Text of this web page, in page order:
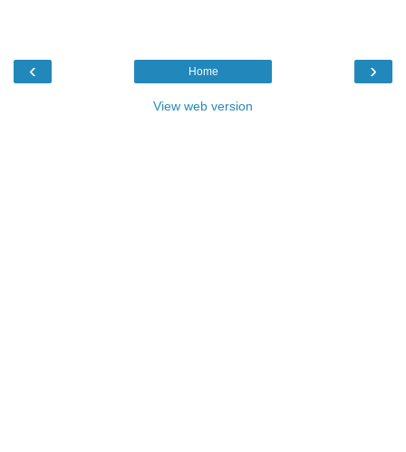
‹ ›
Home
View web version